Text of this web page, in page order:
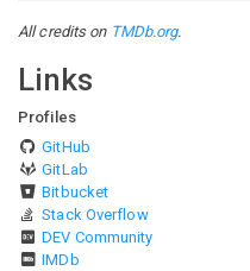
All credits on TMDb.org.
Links
Profiles
GitHub
GitLab
Bitbucket
Stack Overflow
DEV Community
IMDb